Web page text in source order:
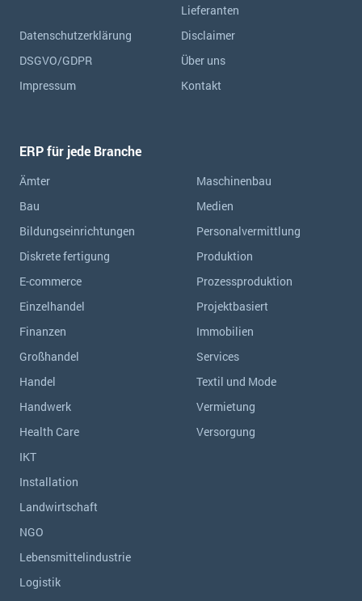
Lieferanten
Datenschutzerklärung
Disclaimer
DSGVO/GDPR
Über uns
Impressum
Kontakt
ERP für jede Branche
Ämter
Bau
Bildungseinrichtungen
Diskrete fertigung
E-commerce
Einzelhandel
Finanzen
Großhandel
Handel
Handwerk
Health Care
IKT
Installation
Landwirtschaft
NGO
Lebensmittelindustrie
Logistik
Maschinenbau
Medien
Personalvermittlung
Produktion
Prozessproduktion
Projektbasiert
Immobilien
Services
Textil und Mode
Vermietung
Versorgung